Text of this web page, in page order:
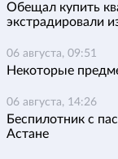
Обещал купить
экстрадировали
06 августа, 09:51
Некоторые
06 августа, 14:26
Беспилотник с
Астане